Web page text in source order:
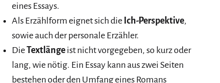
eines Essays.
Als Erzählform eignet sich die Ich-Perspektive,
sowie auch der personale Erzähler.
DieTextlänge ist nicht vorgegeben, so kurz oder
lang, wie nötig. Ein Essay kann aus zwei Seiten
bestehen oder den Umfang eines Romans